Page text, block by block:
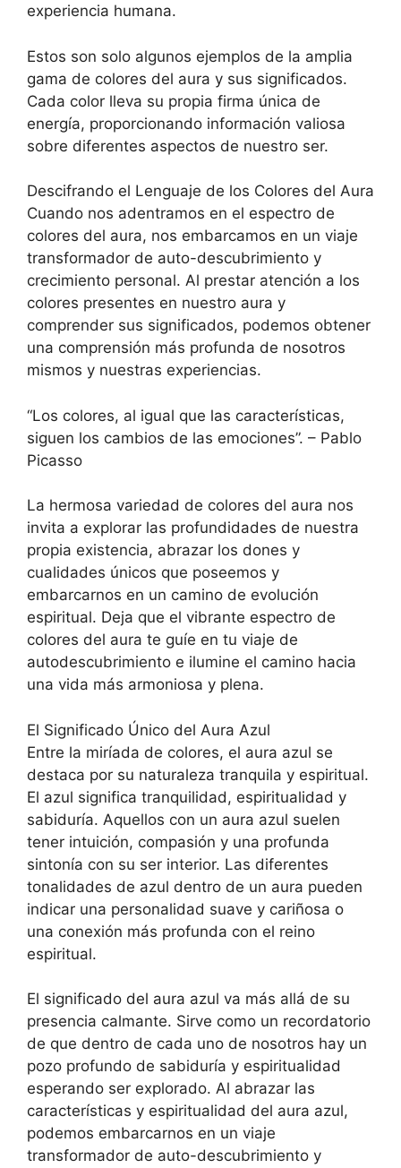
experiencia humana.
Estos son solo algunos ejemplos de la amplia
gama de colores del aura y sus significados.
Cada color lleva su propia firma única de
energía, proporcionando información valiosa
sobre diferentes aspectos de nuestro ser.
Descifrando el Lenguaje de los Colores del Aura
Cuando nos adentramos en el espectro de
colores del aura, nos embarcamos en un viaje
transformador de auto-descubrimiento y
crecimiento personal. Al prestar atención a los
colores presentes en nuestro aura y
comprender sus significados, podemos obtener
una comprensión más profunda de nosotros
mismos y nuestras experiencias.
“Los colores, al igual que las características,
siguen los cambios de las emociones”. – Pablo
Picasso
La hermosa variedad de colores del aura nos
invita a explorar las profundidades de nuestra
propia existencia, abrazar los dones y
cualidades únicos que poseemos y
embarcarnos en un camino de evolución
espiritual. Deja que el vibrante espectro de
colores del aura te guíe en tu viaje de
autodescubrimiento e ilumine el camino hacia
una vida más armoniosa y plena.
El Significado Único del Aura Azul
Entre la miríada de colores, el aura azul se
destaca por su naturaleza tranquila y espiritual.
El azul significa tranquilidad, espiritualidad y
sabiduría. Aquellos con un aura azul suelen
tener intuición, compasión y una profunda
sintonía con su ser interior. Las diferentes
tonalidades de azul dentro de un aura pueden
indicar una personalidad suave y cariñosa o
una conexión más profunda con el reino
espiritual.
El significado del aura azul va más allá de su
presencia calmante. Sirve como un recordatorio
de que dentro de cada uno de nosotros hay un
pozo profundo de sabiduría y espiritualidad
esperando ser explorado. Al abrazar las
características y espiritualidad del aura azul,
podemos embarcarnos en un viaje
transformador de auto-descubrimiento y